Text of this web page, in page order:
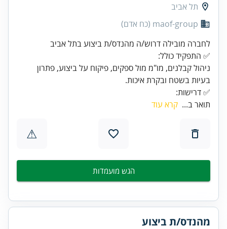
תל אביב
maof-group (כח אדם)
ניהול קבלנים, מו"מ מול ספקים, פיקוח על ביצוע, פתרון
✅ דרישות:
תואר ב... קרא עוד
⚠
הגש מועמדות
מהנדס/ת ביצוע